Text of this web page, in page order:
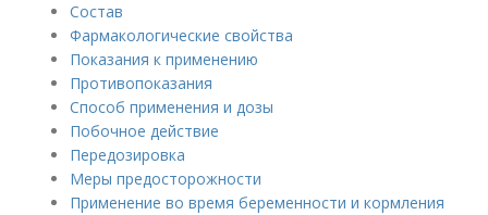
Состав
Фармакологические свойства
Показания к применению
Противопоказания
Способ применения и дозы
Побочное действие
Передозировка
Меры предосторожности
Применение во время беременности и кормления